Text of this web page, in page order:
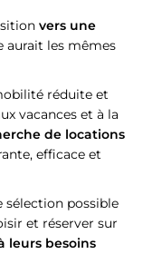
vers une
aurait les mêmes
réduite et
vacances et à la
de locations
efficace et
sélection possible
et réserver sur
leurs besoins